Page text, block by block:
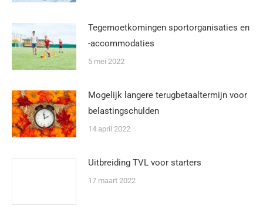
Tegemoetkomingen sportorganisaties en
-accommodaties
5 mei 2022
Mogelijk langere terugbetaaltermijn voor
belastingschulden
14 april 2022
Uitbreiding TVL voor starters
17 maart 2022